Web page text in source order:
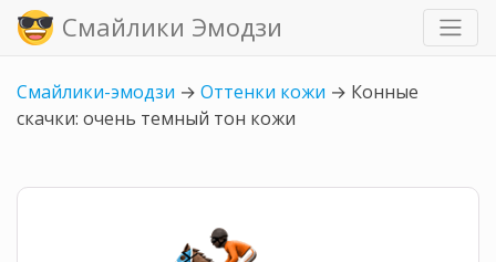
Смайлики Эмодзи
Смайлики-эмодзи → Оттенки кожи → Конные
скачки: очень темный тон кожи